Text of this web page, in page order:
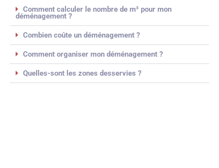
Comment calculer le nombre de m³ pour mon
déménagement ?
Combien coûte un déménagement ?
Comment organiser mon déménagement ?
Quelles-sont les zones desservies ?